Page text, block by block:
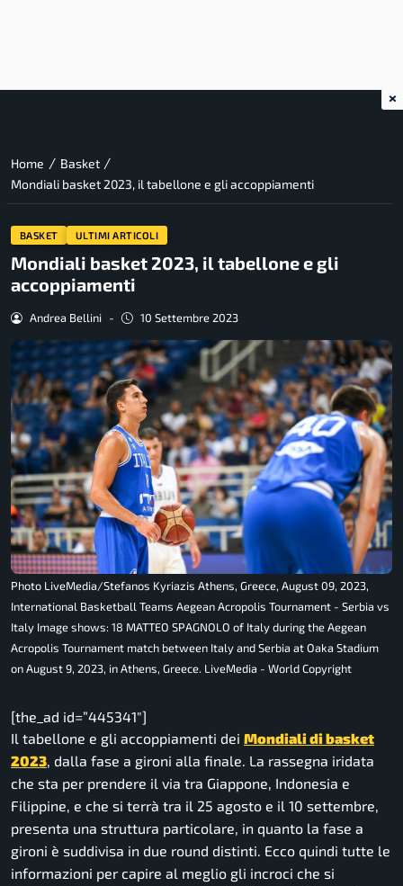
Home / Basket /
Mondiali basket 2023, il tabellone e gli accoppiamenti
BASKET ULTIMI ARTICOLI
Mondiali basket 2023, il tabellone e gli
accoppiamenti
Andrea Bellini - 10 Settembre 2023
Photo LiveMedia/Stefanos Kyriazis Athens, Greece, August 09, 2023,
International Basketball Teams Aegean Acropolis Tournament - Serbia vs
Italy Image shows: 18 MATTEO SPAGNOLO of Italy during the Aegean
Acropolis Tournament match between Italy and Serbia at Oaka Stadium
on August 9, 2023, in Athens, Greece. LiveMedia - World Copyright
[the_ad id=”445341″]
Il tabellone e gli accoppiamenti dei Mondiali di basket
2023, dalla fase a gironi alla finale. La rassegna iridata
che sta per prendere il via tra Giappone, Indonesia e
Filippine, e che si terrà tra il 25 agosto e il 10 settembre,
presenta una struttura particolare, in quanto la fase a
gironi è suddivisa in due round distinti. Ecco quindi tutte le
informazioni per capire al meglio gli incroci che si
×